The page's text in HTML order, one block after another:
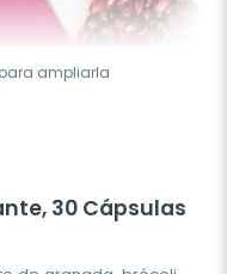
ampliarla
30 Cápsulas